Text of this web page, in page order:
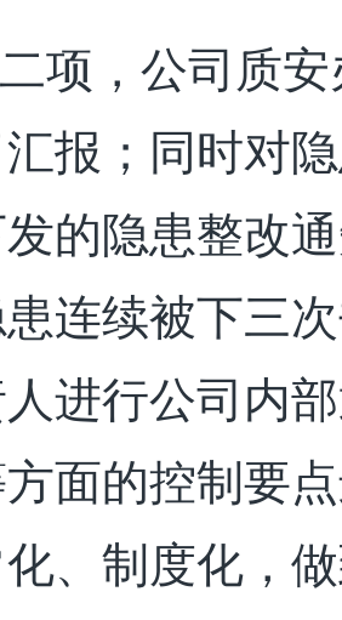
项，公司质
报；同时对
的隐患整改
连续被下三
进行公司内
面的控制要
、制度化，